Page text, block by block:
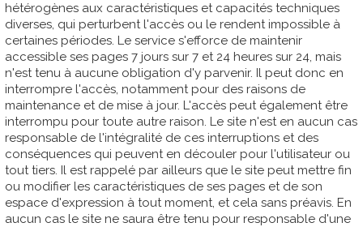
hétérogènes aux caractéristiques et capacités techniques
diverses, qui perturbent l'accès ou le rendent impossible à
certaines périodes. Le service s'efforce de maintenir
accessible ses pages 7 jours sur 7 et 24 heures sur 24, mais
n'est tenu à aucune obligation d'y parvenir. Il peut donc en
interrompre l'accès, notamment pour des raisons de
maintenance et de mise à jour. L'accès peut également être
interrompu pour toute autre raison. Le site n'est en aucun cas
responsable de l'intégralité de ces interruptions et des
conséquences qui peuvent en découler pour l'utilisateur ou
tout tiers. Il est rappelé par ailleurs que le site peut mettre fin
ou modifier les caractéristiques de ses pages et de son
espace d'expression à tout moment, et cela sans préavis. En
aucun cas le site ne saura être tenu pour responsable d'une